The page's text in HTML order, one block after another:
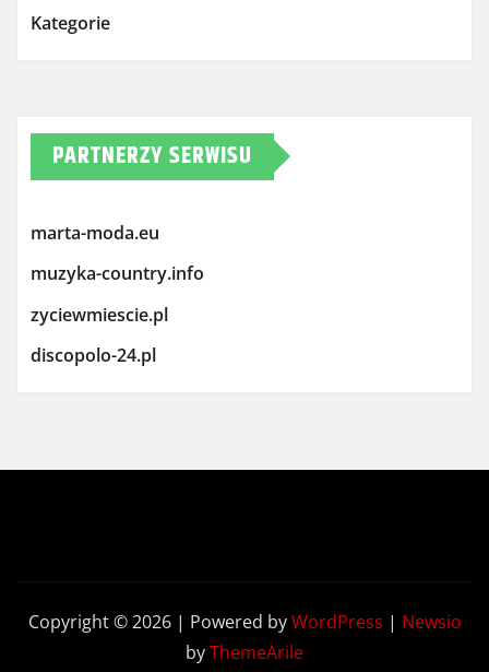
Kategorie
PARTNERZY SERWISU
marta-moda.eu
muzyka-country.info
zyciewmiescie.pl
discopolo-24.pl
Copyright © 2026 | Powered byWordPress | Newsio
byThemeArile